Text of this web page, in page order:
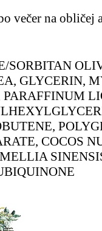
večer na obličej
SORBITAN
GLYCERIN,
COCOS